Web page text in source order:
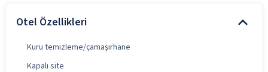
Otel Özellikleri
Kuru temizleme/çamaşırhane
Kapalı site